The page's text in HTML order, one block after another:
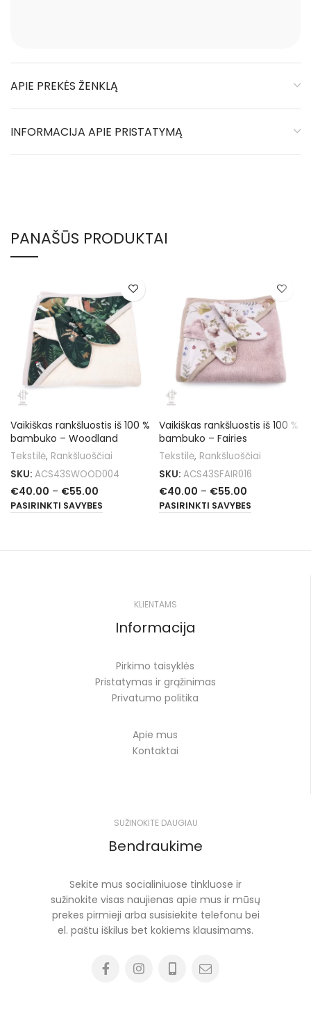
APIE PREKĖS ŽENKLĄ
INFORMACIJA APIE PRISTATYMĄ
PANAŠŪS PRODUKTAI
Vaikiškas rankšluostis iš 100 %
bambuko – Woodland
Tekstilė, Rankšluoščiai
SKU: ACS43SWOOD004
€40.00 – €55.00
PASIRINKTI SAVYBES
Vaikiškas rankšluostis iš 100 %
bambuko – Fairies
Tekstilė, Rankšluoščiai
SKU: ACS43SFAIR016
€40.00 – €55.00
PASIRINKTI SAVYBES
KLIENTAMS
Informacija
Pirkimo taisyklės
Pristatymas ir grąžinimas
Privatumo politika
Apie mus
Kontaktai
SUŽINOKITE DAUGIAU
Bendraukime
Sekite mus socialiniuose tinkluose ir
sužinokite visas naujienas apie mus ir mūsų
prekes pirmieji arba susisiekite telefonu bei
el. paštu iškilus bet kokiems klausimams.